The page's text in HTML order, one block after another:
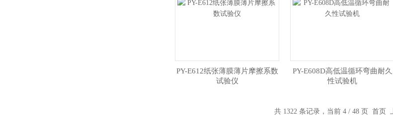
PY-E612纸张薄膜薄片摩擦系数
试验仪
​PY-E608D高低温循环弯曲耐久
性试验机
共 1322 条记录，当前 4 / 48 页 首页